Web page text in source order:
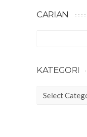
CARIAN
KATEGORI
Kategori